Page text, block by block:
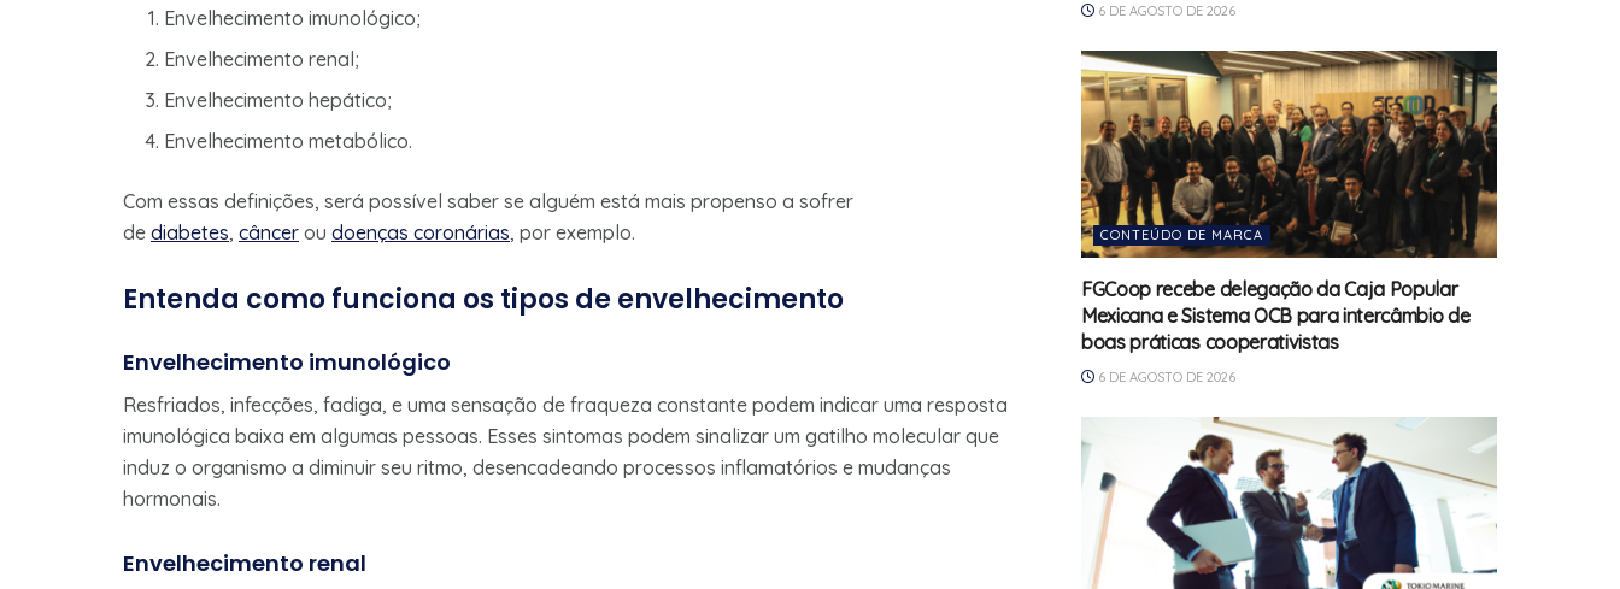
Envelhecimento imunológico;
Envelhecimento renal;
Envelhecimento hepático;
Envelhecimento metabólico.
Com essas definições, será possível saber se alguém está mais propenso a sofrer
de diabetes, câncer ou doenças coronárias, por exemplo.
Entenda como funciona os tipos de envelhecimento
Envelhecimento imunológico
Resfriados, infecções, fadiga, e uma sensação de fraqueza constante podem indicar uma resposta
imunológica baixa em algumas pessoas. Esses sintomas podem sinalizar um gatilho molecular que
induz o organismo a diminuir seu ritmo, desencadeando processos inflamatórios e mudanças
hormonais.
Envelhecimento renal
6 DE AGOSTO DE 2026
CONTEÚDO DE MARCA
FGCoop recebe delegação da Caja Popular
Mexicana e Sistema OCB para intercâmbio de
boas práticas cooperativistas
6 DE AGOSTO DE 2026